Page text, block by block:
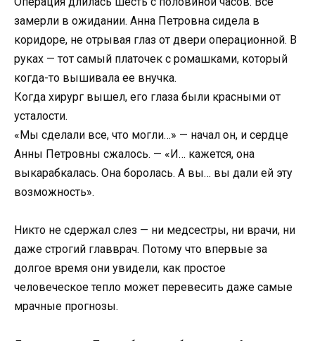
замерли в ожидании. Анна Петровна сидела в
коридоре, не отрывая глаз от двери операционной. В
руках — тот самый платочек с ромашками, который
когда-то вышивала ее внучка.
Когда хирург вышел, его глаза были красными от
усталости.
«Мы сделали все, что могли…» — начал он, и сердце
Анны Петровны сжалось. — «И… кажется, она
выкарабкалась. Она боролась. А вы… вы дали ей эту
возможность».
Никто не сдержал слез — ни медсестры, ни врачи, ни
даже строгий главврач. Потому что впервые за
долгое время они увидели, как простое
человеческое тепло может перевесить даже самые
мрачные прогнозы.